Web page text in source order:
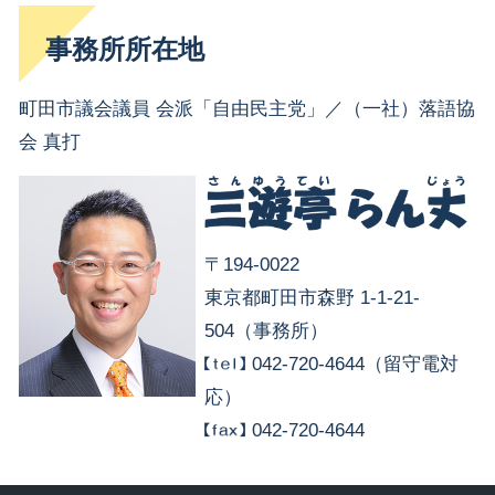
事務所所在地
町田市議会議員 会派「自由民主党」／（一社）落語協
会 真打
〒194-0022
東京都町田市森野 1-1-21-
504（事務所）
042-720-4644（留守電対
応）
042-720-4644